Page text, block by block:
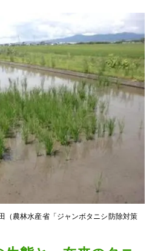
（農林水産省「ジャンボタニシ防除対策